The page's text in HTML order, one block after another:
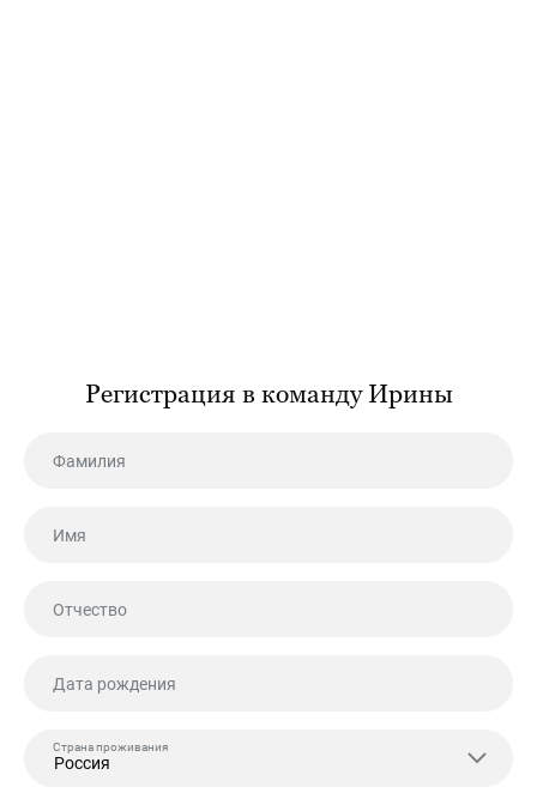
Регистрация в команду Ирины
Фамилия
Имя
Отчество
Дата рождения
Страна проживания
Россия